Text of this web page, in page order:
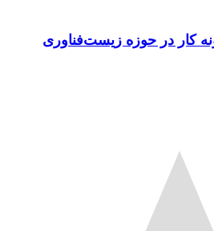
در حوزه زیست‌فناوری